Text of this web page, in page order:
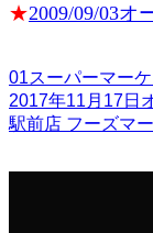
★2009/09/03オ
01スーパーマーケ
2017年11月17日
駅前店 フーズマ